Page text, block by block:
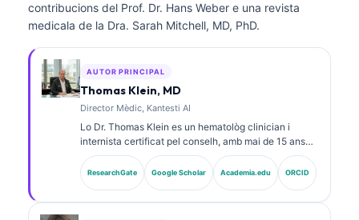
contribucions del Prof. Dr. Hans Weber e una revista
medicala de la Dra. Sarah Mitchell, MD, PhD.
AUTOR PRINCIPAL
Thomas Klein, MD
Director Mèdic, Kantesti AI
Lo Dr. Thomas Klein es un hematològ clinician i
internista certificat pel conselh, amb mai de 15 ans
d’experiència en medicina de laboratòri e anàlisi
clinica assistida per IA. Com a director mèdic a
Kantesti AI, proveís una supervisió clinica de
ResearchGate Google Scholar Academia.edu ORCID